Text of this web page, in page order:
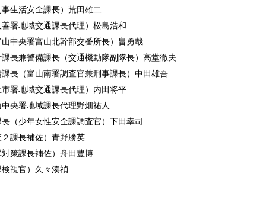
生活安全課長）荒田雄二
署地域交通課長代理）松島浩和
中央署富山北幹部交番所長）畠勇哉
長兼警備課長（交通機動隊副隊長）高堂徹夫
長（富山南署調査官兼刑事課長）中田雄吾
署地域交通課長代理）内田将平
央署地域課長代理野畑祐人
（少年女性安全課調査官）下田幸司
課長補佐）青野勝英
策課長補佐）舟田豊博
視官）久々湊禎